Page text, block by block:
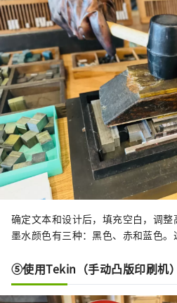
确定文本和设计后，填充空白，调整
墨水颜色有三种：黑色、赤和蓝色。
⑤使用Tekin（手动凸版印刷机